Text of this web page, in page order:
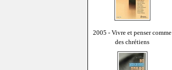
2005 - Vivre et penser comme
des chrétiens